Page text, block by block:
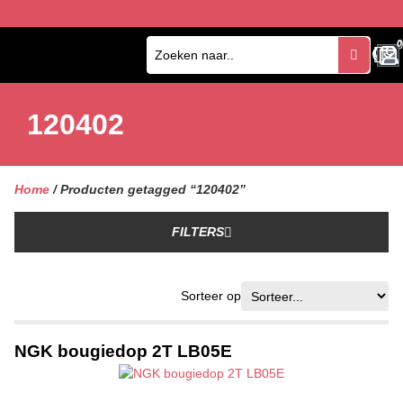
0
0
120402
Home / Producten getagged “120402”
FILTERS
Sorteer op
NGK bougiedop 2T LB05E